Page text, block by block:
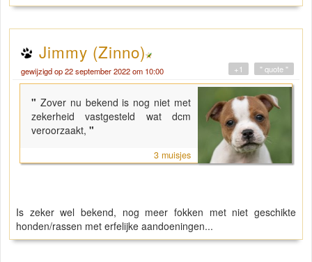
Jimmy (Zinno)
gewijzigd op 22 september 2022 om 10:00 " quote "
+1
" Zover nu bekend is nog niet met
zekerheid vastgesteld wat dcm
veroorzaakt, "
3 muisjes
Is zeker wel bekend, nog meer fokken met niet geschikte
honden/rassen met erfelijke aandoeningen...